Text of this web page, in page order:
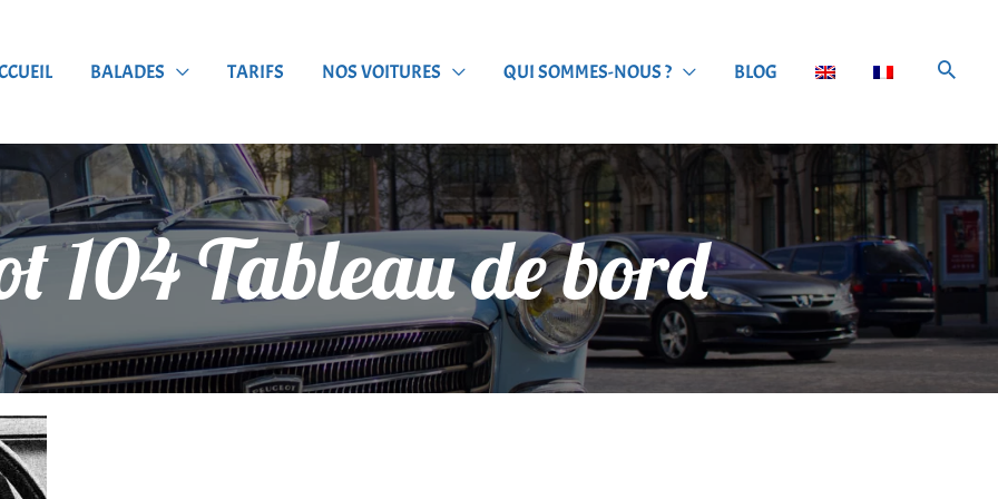
BALADES TARIFS NOS VOITURES QUI SOMMES-NOUS ? BLOG
104 Tableau de bord